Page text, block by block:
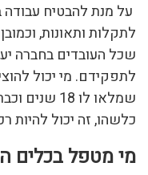
על מנת להבטיח עבודה
לתקלות ותאונות,
שכל העובדים בחברה
לתפקידם. מי יכול
שמלאו לו
כלשהו, זה יכול להיות
מי מטפל בכלים